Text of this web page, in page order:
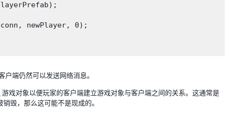
newPlayer, 0);
端仍然可以发送网络消息。
游戏对象以便玩家的客户端建立游戏对象与客户端之间的关系。这通常是
毁，那么这可能不是现成的。